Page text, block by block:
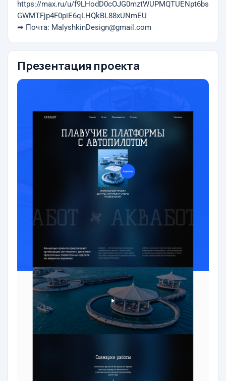
https://max.ru/u/f9LHodD0cOJG0mztWUPMQTUENpt6bs
GWMTFjp4F0piE6qLHQkBL88xUNmEU
➡ Почта: MalyshkinDesign@gmail.com
Презентация проекта